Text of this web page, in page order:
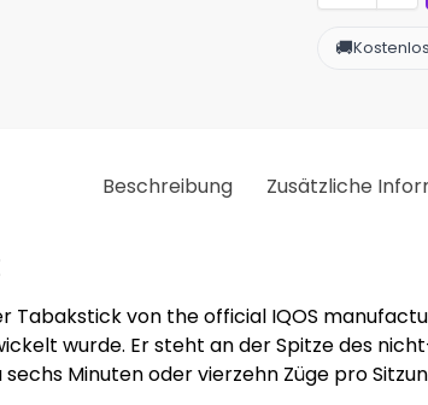
🚚
Beschreibung Zusätzliche
Tabakstick von the official IQOS
wurde. Er steht an der Spitze des
Minuten oder vierzehn Züge pro